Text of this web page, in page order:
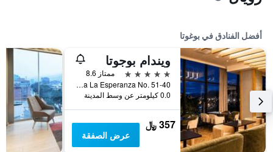
أفضل الفنادق في بوغوتا
ويندام بوجوتا
5 نجوم
ممتاز 8.6
Avenida La Esperanza No. 51-40, بوغوتا, كولومبيا
0.0 كيلومتر عن وسط المدينة
357 ﷼
عرض الصفقة